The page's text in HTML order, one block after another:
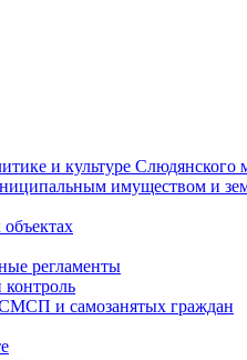
и культуре Слюдянского
имуществом и
регламенты
и самозанятых граждан